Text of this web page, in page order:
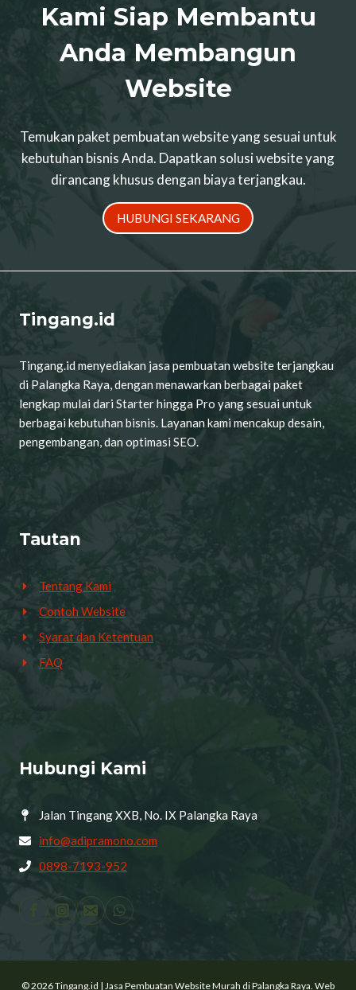
Kami Siap Membantu
Anda Membangun
Website
Temukan paket pembuatan website yang sesuai untuk
kebutuhan bisnis Anda. Dapatkan solusi website yang
dirancang khusus dengan biaya terjangkau.
HUBUNGI SEKARANG
Tingang.id
Tingang.id menyediakan jasa pembuatan website terjangkau
di Palangka Raya, dengan menawarkan berbagai paket
lengkap mulai dari Starter hingga Pro yang sesuai untuk
berbagai kebutuhan bisnis. Layanan kami mencakup desain,
pengembangan, dan optimasi SEO.
Tautan
Tentang Kami
Contoh Website
Syarat dan Ketentuan
FAQ
Hubungi Kami
Jalan Tingang XXB, No. IX Palangka Raya
info@adipramono.com
0898-7193-952
© 2026 Tingang.id | Jasa Pembuatan Website Murah di Palangka Raya. Web